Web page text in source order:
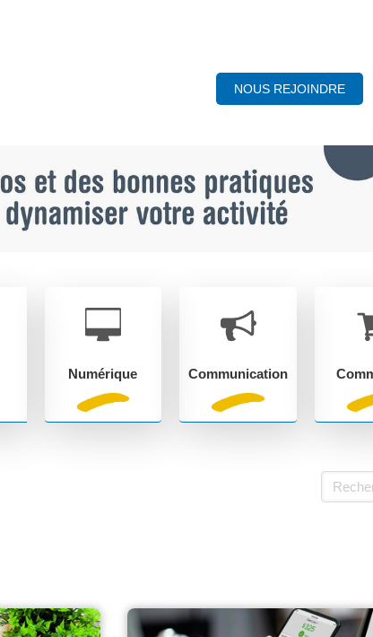
NOUS REJOINDRE
Numérique Communication